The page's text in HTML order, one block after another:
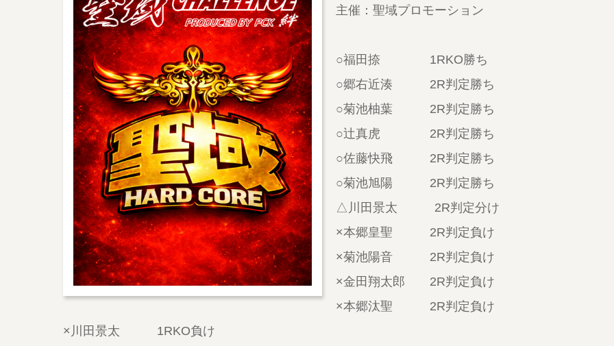
主催：聖域プロモーション
○福田捺 1RKO勝ち
○郷右近湊 2R判定勝ち
○菊池柚葉 2R判定勝ち
○辻真虎 2R判定勝ち
○佐藤快飛 2R判定勝ち
○菊池旭陽 2R判定勝ち
△川田景太 2R判定分け
×本郷皇聖 2R判定負け
×菊池陽音 2R判定負け
×金田翔太郎 2R判定負け
×本郷汰聖 2R判定負け
×川田景太 1RKO負け